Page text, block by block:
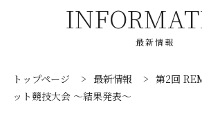
最新情報
トップページ > 最新情報 > 第2回
ット競技大会 〜結果発表〜